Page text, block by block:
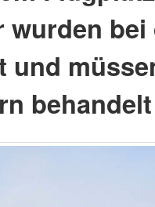
wurden
und